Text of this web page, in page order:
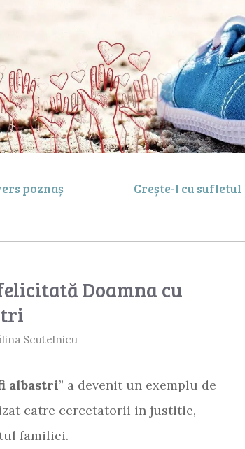
poznaș Crește-l cu sufletul
Doamna cu
Scutelnicu
albastri” a devenit un exemplu de
catre cercetatorii in justitie,
familiei.